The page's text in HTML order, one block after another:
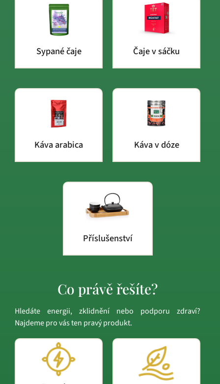
Sypané čaje Čaje v sáčku
Káva arabica Káva v dóze
Příslušenství
Co právě řešíte?
Hledáte energii, zklidnění nebo podporu zdraví?
Najdeme pro vás ten pravý produkt.